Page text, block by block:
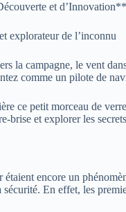
et d’Innovation**
explorateur de l’inconnu
la campagne, le vent
comme un pilote de
ce petit morceau de
brise et explorer les
encore un
sécurité. En effet, les